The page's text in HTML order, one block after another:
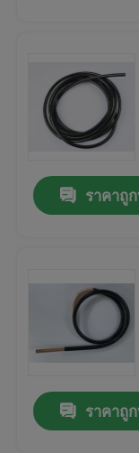
ราคาถู
ราคาถู